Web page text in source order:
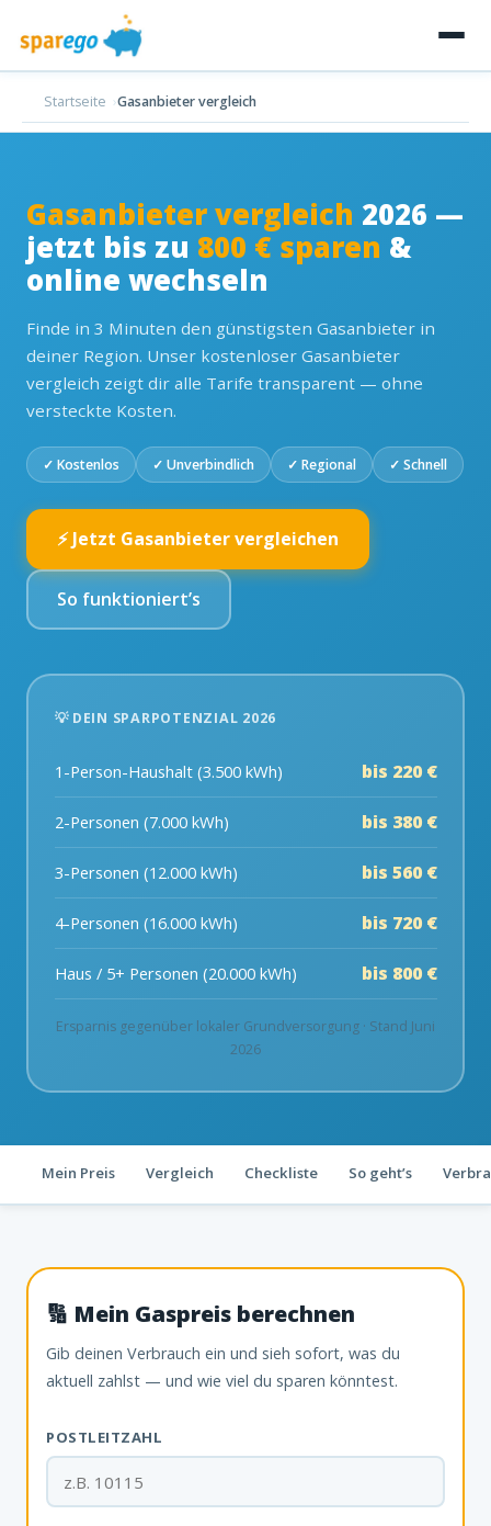
Startseite Gasanbieter vergleich
Gasanbieter vergleich 2026 —
jetzt bis zu 800 € sparen &
online wechseln
Finde in 3 Minuten den günstigsten Gasanbieter in
deiner Region. Unser kostenloser Gasanbieter
vergleich zeigt dir alle Tarife transparent — ohne
versteckte Kosten.
✓ Kostenlos ✓ Unverbindlich ✓ Regional ✓ Schnell
⚡ Jetzt Gasanbieter vergleichen
So funktioniert’s
💡 DEIN SPARPOTENZIAL 2026
1-Person-Haushalt (3.500 kWh) bis 220 €
2-Personen (7.000 kWh) bis 380 €
3-Personen (12.000 kWh) bis 560 €
4-Personen (16.000 kWh) bis 720 €
Haus / 5+ Personen (20.000 kWh) bis 800 €
Ersparnis gegenüber lokaler Grundversorgung · Stand Juni
2026
Mein Preis Vergleich Checkliste So geht’s
🔢 Mein Gaspreis berechnen
Gib deinen Verbrauch ein und sieh sofort, was du
aktuell zahlst — und wie viel du sparen könntest.
POSTLEITZAHL